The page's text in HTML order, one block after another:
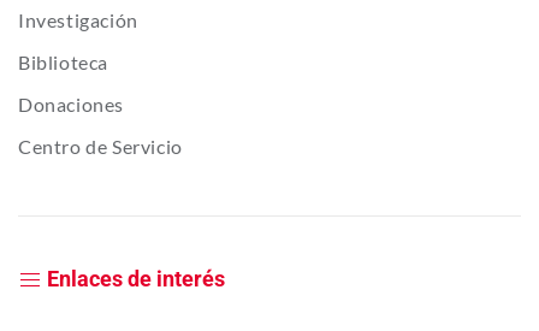
Investigación
Biblioteca
Donaciones
Centro de Servicio
Enlaces de interés